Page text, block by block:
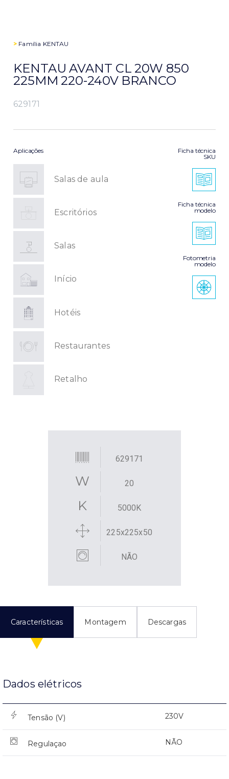
> Família KENTAU
KENTAU AVANT CL 20W 850
225MM 220-240V BRANCO
629171
Aplicações
Salas de aula
Escritórios
Salas
Início
Hotéis
Restaurantes
Retalho
Ficha técnica
SKU
Ficha técnica
modelo
Fotometria
modelo
629171
20
5000K
225x225x50
NÃO
Características Montagem Descargas
Dados elétricos
Tensão (V) 230V
Regulaçao NÃO